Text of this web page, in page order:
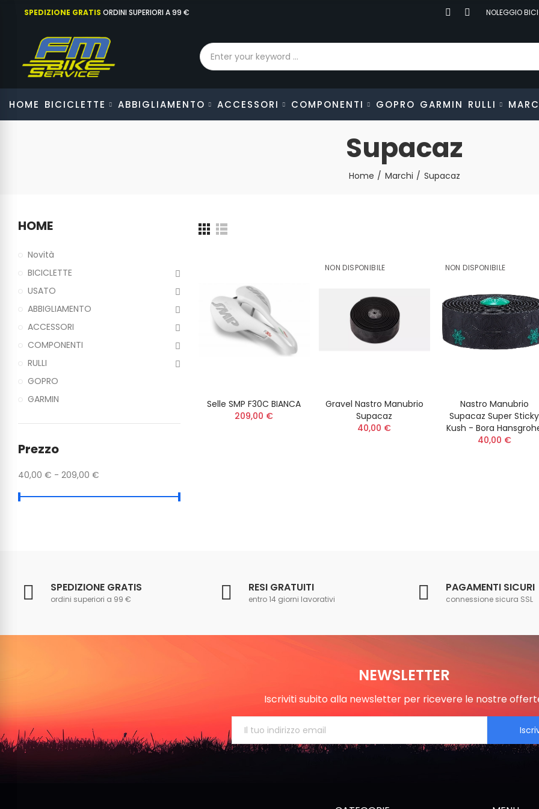
SPEDIZIONE GRATIS ORDINI SUPERIORI A 99 € NOLEGGIO
HOME BICICLETTE ABBIGLIAMENTO ACCESSORI COMPONENTI GOPRO GARMIN RULLI
Supacaz
Home Marchi Supacaz
Selle SMP F30C BIANCA
209,00 €
NON DISPONIBILE
Gravel Nastro Manubrio
Supacaz
40,00 €
NON DISPONIBILE
Nastro Manubrio
Supacaz Super Sticky
Kush - Bora
40,00 €
HOME
Novità
BICICLETTE
USATO
ABBIGLIAMENTO
ACCESSORI
COMPONENTI
RULLI
GOPRO
GARMIN
Prezzo
40,00 € - 209,00 €
SPEDIZIONE GRATIS
ordini superiori a 99 €
RESI GRATUITI
entro 14 giorni lavorativi
PAGAMENTI SICURI
connessione sicura SSL
NEWSLETTER
Iscriviti subito alla newsletter per ricevere le nostre